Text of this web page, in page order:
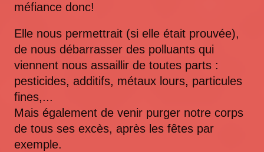
méfiance donc!
Elle nous permettrait (si elle était prouvée),
de nous débarrasser des polluants qui
viennent nous assaillir de toutes parts :
pesticides, additifs, métaux lours, particules
fines,...
Mais également de venir purger notre corps
de tous ses excès, après les fêtes par
exemple.